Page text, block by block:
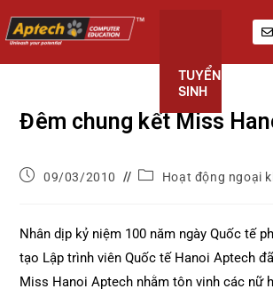
TUYỂN
SINH
Đêm chung kết Miss
09/03/2010 Hoạt động ngoại
Nhân dịp kỷ niệm 100 năm ngày Quốc tế
tạo Lập trình viên Quốc tế Hanoi Aptech
Miss Hanoi Aptech nhằm tôn vinh các nữ